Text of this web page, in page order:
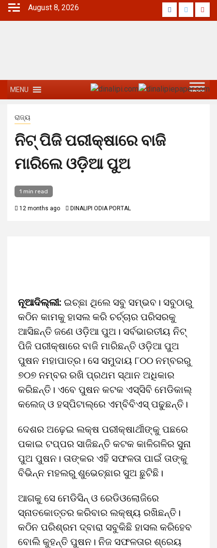
August 8, 2026
MENU
ରାଜ୍ୟ
ନିଟ୍‌ ପିଜି ପରୀକ୍ଷାରେ ବାଜି
ମାରିଲେ ଓଡ଼ିଆ ପୁଅ
1 min read
12 months ago DINALIPI ODIA PORTAL
ନୂଆଦିଲ୍ଲୀ: ଇଚ୍ଛା ଥିଲେ ସବୁ ସମ୍ଭବ। ସବୁଠାରୁ
କଠିନ କାମକୁ ହାସଲ କରି ଚର୍ଚ୍ଚାର ପରିସରକୁ
ଆସିଛନ୍ତି ଜଣେ ଓଡ଼ିଆ ପୁଅ। ସର୍ବଭାରତୀୟ ନିଟ୍‌
ପିଜି ପରୀକ୍ଷାରେ ବାଜି ମାରିଛନ୍ତି ଓଡ଼ିଆ ପୁଅ
ପୁଷନ ମହାପାତ୍ର। ସେ ସମୁଦାୟ ୮୦୦ ନମ୍ବରରୁ
୭୦୭ ନମ୍ବର ରଖି ପ୍ରଥମ ସ୍ଥାନ ଅଧିକାର
କରିଛନ୍ତି। ଏବେ ପୁଷନ କଟକ ଏସ୍‌ସିବି ମେଡିକାଲ୍‌
କଲେଜ୍‌ ଓ ହସ୍ପିଟାଲ୍‌ରେ ଏମ୍‌ବିବିଏସ୍‌ ପଢୁଛନ୍ତି।
ଦେଶର ଅଢ଼େଇ ଲକ୍ଷ ପରୀକ୍ଷାର୍ଥୀଙ୍କୁ ପଛରେ
ପକାଇ ଟପ୍ପର ସାଜିଛନ୍ତି କଟକ କାଳିଗଳିର ସୁନା
ପୁଅ ପୁଷନ। ତାଙ୍କର ଏହି ସଫଳତା ପାଇଁ ତାଙ୍କୁ
ବିଭିନ୍ନ ମହଲରୁ ଶୁଭେଚ୍ଛାର ସୁଅ ଛୁଟିଛି।
ଆଗକୁ ସେ ମେଡିସିନ୍‌ ଓ ରେଡିଓଲୋଜିରେ
ସ୍ନାତକୋତ୍ତର କରିବାର ଲକ୍ଷ୍ୟ ରଖିଛନ୍ତି।
କଠିନ ପରିଶ୍ରମ ଦ୍ବାରା ସବୁକିଛି ହାସଲ କରିହେବ
ବୋଲି କୁହନ୍ତି ପୁଷନ। ନିଜ ସଫଳତାର ଶ୍ରେୟ